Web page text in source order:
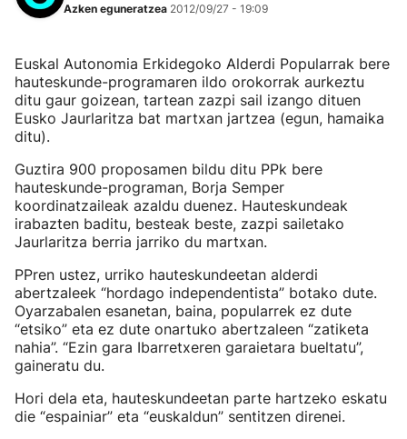
Azken eguneratzea 2012/09/27 - 19:09
Euskal Autonomia Erkidegoko Alderdi Popularrak bere
hauteskunde-programaren ildo orokorrak aurkeztu
ditu gaur goizean, tartean zazpi sail izango dituen
Eusko Jaurlaritza bat martxan jartzea (egun, hamaika
ditu).
Guztira 900 proposamen bildu ditu PPk bere
hauteskunde-programan, Borja Semper
koordinatzaileak azaldu duenez. Hauteskundeak
irabazten baditu, besteak beste, zazpi sailetako
Jaurlaritza berria jarriko du martxan.
PPren ustez, urriko hauteskundeetan alderdi
abertzaleek “hordago independentista” botako dute.
Oyarzabalen esanetan, baina, popularrek ez dute
“etsiko” eta ez dute onartuko abertzaleen “zatiketa
nahia”. “Ezin gara Ibarretxeren garaietara bueltatu”,
gaineratu du.
Hori dela eta, hauteskundeetan parte hartzeko eskatu
die “espainiar” eta “euskaldun” sentitzen direnei.